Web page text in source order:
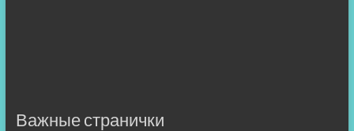
Важные странички